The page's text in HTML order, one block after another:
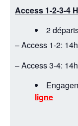
Access 1-2-3-4
2
– Access 1-2:
– Access 3-4:
ligne